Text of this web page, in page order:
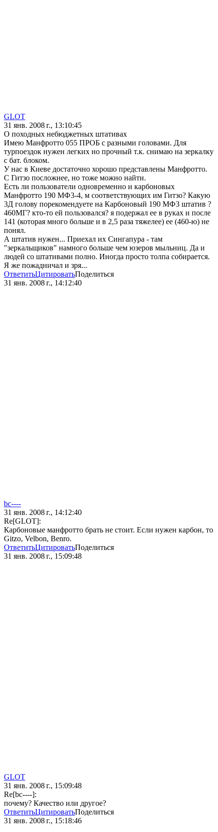
GLOT
31 янв. 2008 г., 13:10:45
О походных небюджетных штативах
Имею Манфротто 055 ПРОБ с разными головами. Для
турпоездок нужен легких но прочный т.к. снимаю на зеркалку
с бат. блоком.
У нас в Киеве достаточно хорошо представлены Манфротто.
С Гитзо посложнее, но тоже можно найти.
Есть ли пользователи одновременно и карбоновых
Манфротто 190 МФ3-4, м соответствующих им Гитзо? Какую
3Д голову порекомендуете на Карбоновый 190 МФ3 штатив ?
460МГ? кто-то ей пользовался? я подержал ее в руках и после
141 (которая много больше и в 2,5 раза тяжелее) ее (460-ю) не
понял.
А штатив нужен... Приехал их Сингапура - там
"зеркальщиков" намного больше чем юзеров мыльниц. Да и
людей со штативами полно. Иногда просто толпа собирается.
Я же пожадничал и зря...
ОтветитьЦитироватьПоделиться
31 янв. 2008 г., 14:12:40
bc----
31 янв. 2008 г., 14:12:40
Re[GLOT]:
Карбоновые манфротто брать не стоит. Если нужен карбон, то
Gitzo, Velbon, Benro.
ОтветитьЦитироватьПоделиться
31 янв. 2008 г., 15:09:48
GLOT
31 янв. 2008 г., 15:09:48
Re[bc----]:
почему? Качество или другое?
ОтветитьЦитироватьПоделиться
31 янв. 2008 г., 15:18:46